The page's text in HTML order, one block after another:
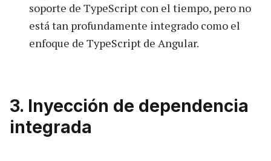
soporte de TypeScript con el tiempo, pero no
está tan profundamente integrado como el
enfoque de TypeScript de Angular.
3. Inyección de dependencia
integrada